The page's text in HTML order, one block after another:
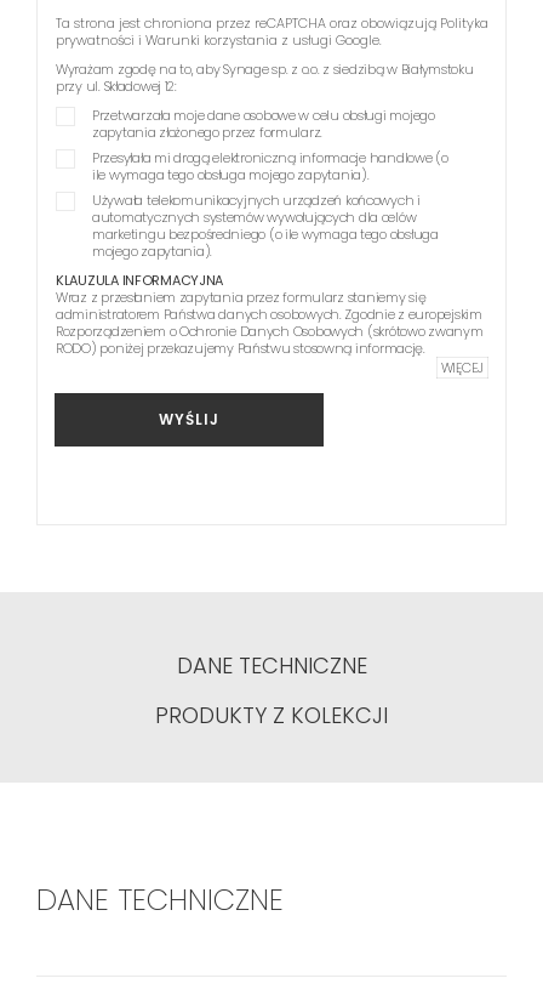
Ta strona jest chroniona przez reCAPTCHA oraz obowiązują Polityka
prywatności i Warunki korzystania z usługi Google.
Wyrażam zgodę na to, aby Synage sp. z o.o. z siedzibą w Białymstoku
przy ul. Składowej 12:
Przetwarzała moje dane osobowe w celu obsługi mojego
zapytania złożonego przez formularz.
Przesyłała mi drogą elektroniczną informacje handlowe (o
ile wymaga tego obsługa mojego zapytania).
Używała telekomunikacyjnych urządzeń końcowych i
automatycznych systemów wywołujących dla celów
marketingu bezpośredniego (o ile wymaga tego obsługa
mojego zapytania).
KLAUZULA INFORMACYJNA
Wraz z przesłaniem zapytania przez formularz staniemy się
administratorem Państwa danych osobowych. Zgodnie z europejskim
Rozporządzeniem o Ochronie Danych Osobowych (skrótowo zwanym
RODO) poniżej przekazujemy Państwu stosowną informację.
WIĘCEJ
WYŚLIJ
DANE TECHNICZNE
PRODUKTY Z KOLEKCJI
DANE TECHNICZNE